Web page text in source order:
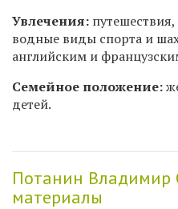
Увлечения:
водные виды спорта и
английским и
Семейное положение:
детей.
Потанин Владимир
материалы